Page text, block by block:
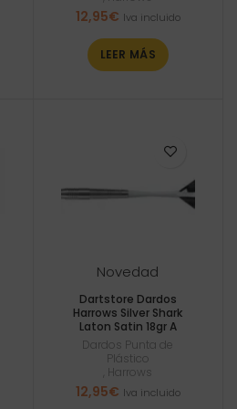
12,95€ Iva incluido
LEER MÁS
Novedad
Dartstore Dardos
Harrows Silver Shark
Laton Satin 18gr A
Dardos Punta de
Plástico
Harrows
12,95€ Iva incluido